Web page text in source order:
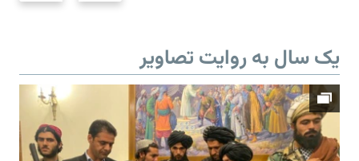
یک سال به روایت تصاویر